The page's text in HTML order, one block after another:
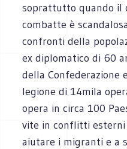
soprattutto quando il
combatte è
confronti della
ex diplomatico di 60
della Confederazione
legione di 14mila
opera in circa 100
vite in conflitti esterni
aiutare i migranti e a